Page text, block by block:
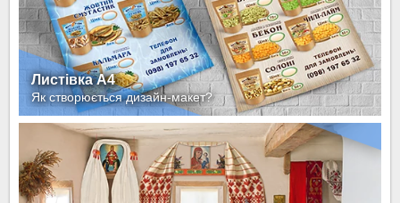
Листівка А4
Як створюється дизайн-макет?